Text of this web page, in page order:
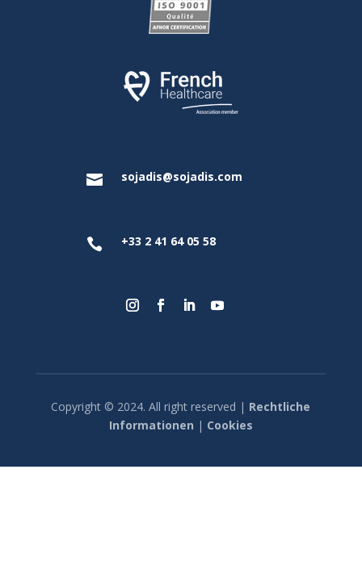
 sojadis@sojadis.com
 +33 2 41 64 05 58
Copyright © 2024. All right reserved | Rechtliche
Informationen | Cookies